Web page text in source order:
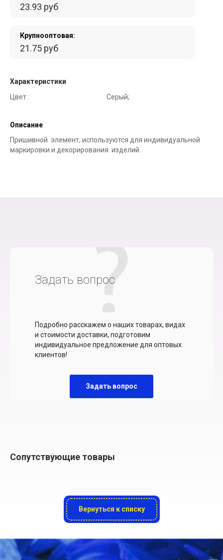
23.93 руб
Крупнооптовая:
21.75 руб
Характеристики
Цвет :
Серый;
Описание
Пришивной элемент, используются для индивидуальной
маркировки и декорирования изделий.
Задать вопрос
Подробно расскажем о наших товарах, видах
и стоимости доставки, подготовим
индивидуальное предложение для оптовых
клиентов!
Задать вопрос
Сопутствующие товары
Вернуться к списку